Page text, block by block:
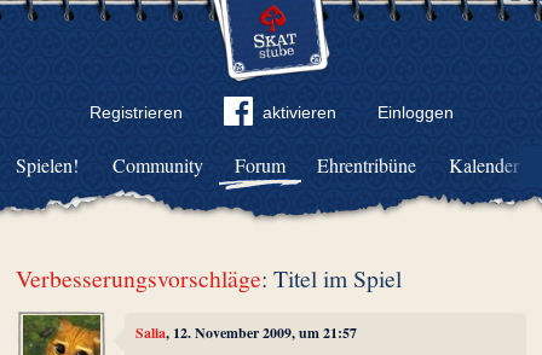
Registrieren aktivieren Einloggen
Community Forum Ehrentribüne Kalender
Spielen!
Verbesserungsvorschläge: Titel im Spiel
Salia, 12. November 2009, um 21:57